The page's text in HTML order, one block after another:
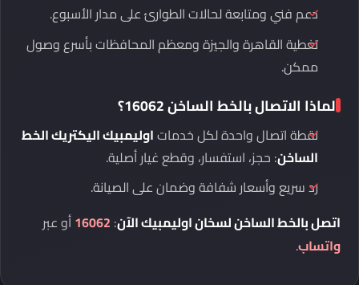
دعم فني ومتابعة لحالات الطوارئ على مدار الأسبوع.
تغطية القاهرة والجيزة ومعظم المحافظات بأسرع وصول
ممكن.
لماذا الاتصال بالخط الساخن 16062؟
نقطة اتصال واحدة لكل خدماتاوليمبيك اليكتريك الخط
الساخن: حجز، استفسار، وقطع غيار أصلية.
رد سريع وأسعار شفافة وضمان على الصيانة.
اتصل بالخط الساخن لسخان اوليمبيك الآن:
16062أو عبر
واتساب.